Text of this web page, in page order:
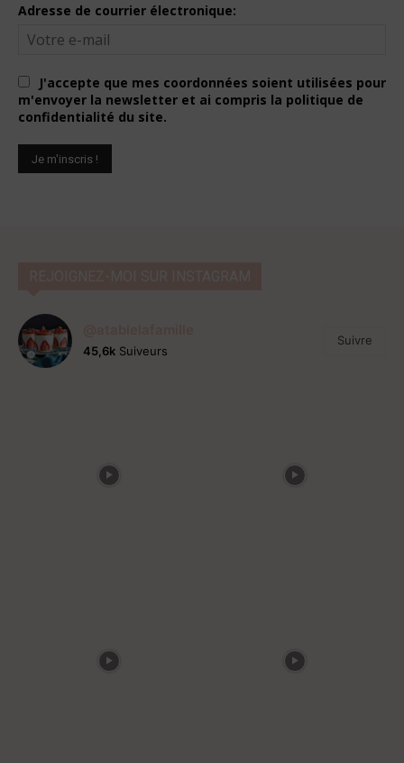
Adresse de courrier électronique:
J'accepte que mes coordonnées soient utilisées pour
m'envoyer la newsletter et ai compris la politique de
confidentialité du site.
45,6k Suiveurs
Suivre